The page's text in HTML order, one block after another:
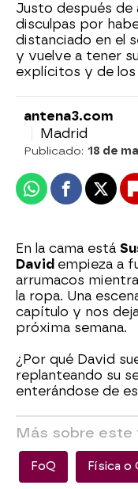
Justo después
disculpas por
distanciado en el
y vuelve a tener
explícitos y de
antena3.com
Madrid
Publicado: 18 de
WhatsappFacebook
X
En la cama está
David empieza a
arrumacos
la ropa. Una
capítulo y nos
próxima semana.
¿Por qué David
replanteando su
enterándose de
Más sobre este
FoQ Física o